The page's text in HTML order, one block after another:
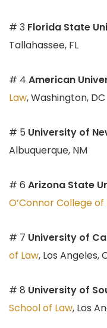
# 3 Florida State
Tallahassee, FL
# 4 American
Law, Washington, DC
# 5 University of
Albuquerque, NM
# 6 Arizona State
O’Connor College of
# 7 University of
of Law, Los Angeles,
# 8 University of
School of Law, Los